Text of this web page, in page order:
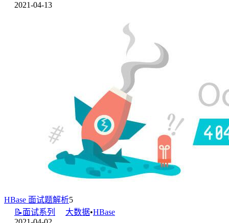
2021-04-13
HBase 面试题解析5
📝面试系列
大数据•HBase